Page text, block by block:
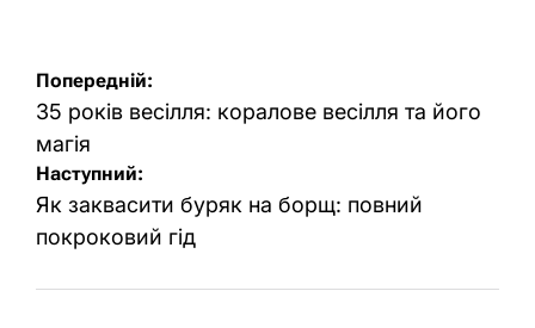
Навігація
записів
Попередній:
35 років весілля: коралове весілля та його
магія
Наступний:
Як заквасити буряк на борщ: повний
покроковий гід